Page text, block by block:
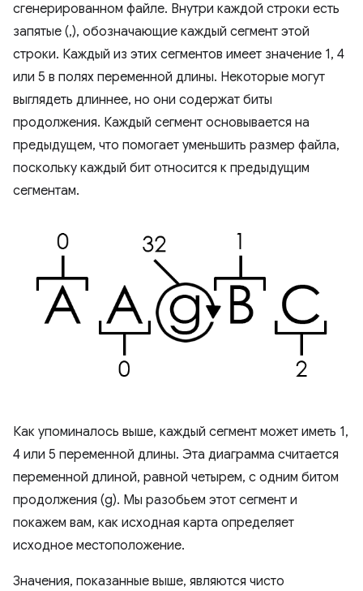
сгенерированном файле. Внутри каждой строки есть
запятые (,), обозначающие каждый сегмент этой
строки. Каждый из этих сегментов имеет значение 1, 4
или 5 в полях переменной длины. Некоторые могут
выглядеть длиннее, но они содержат биты
продолжения. Каждый сегмент основывается на
предыдущем, что помогает уменьшить размер файла,
поскольку каждый бит относится к предыдущим
сегментам.
Как упоминалось выше, каждый сегмент может иметь 1,
4 или 5 переменной длины. Эта диаграмма считается
переменной длиной, равной четырем, с одним битом
продолжения (g). Мы разобьем этот сегмент и
покажем вам, как исходная карта определяет
исходное местоположение.
Значения, показанные выше, являются чисто